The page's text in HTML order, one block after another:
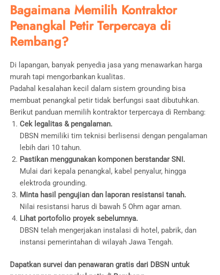
Bagaimana Memilih Kontraktor
Penangkal Petir Terpercaya di
Rembang?
Di lapangan, banyak penyedia jasa yang menawarkan harga
murah tapi mengorbankan kualitas.
Padahal kesalahan kecil dalam sistem grounding bisa
membuat penangkal petir tidak berfungsi saat dibutuhkan.
Berikut panduan memilih kontraktor terpercaya di Rembang:
Cek legalitas & pengalaman.
DBSN memiliki tim teknisi berlisensi dengan pengalaman
lebih dari 10 tahun.
Pastikan menggunakan komponen berstandar SNI.
Mulai dari kepala penangkal, kabel penyalur, hingga
elektroda grounding.
Minta hasil pengujian dan laporan resistansi tanah.
Nilai resistansi harus di bawah 5 Ohm agar aman.
Lihat portofolio proyek sebelumnya.
DBSN telah mengerjakan instalasi di hotel, pabrik, dan
instansi pemerintahan di wilayah Jawa Tengah.
Dapatkan survei dan penawaran gratis dari DBSN untuk